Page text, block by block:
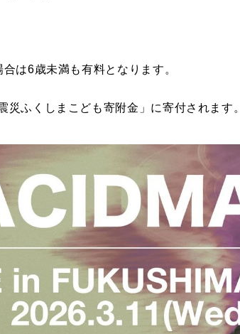
は6歳未満も有料となります。
ふくしまこども寄附金」に寄付されます。